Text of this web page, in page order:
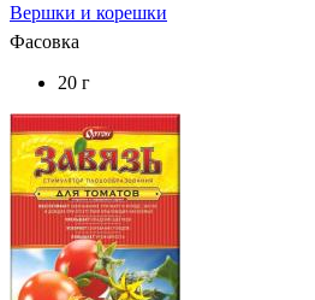
Вершки и корешки
Фасовка
20 г